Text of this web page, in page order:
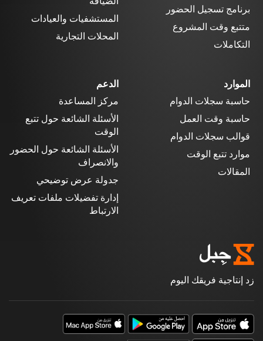
برنامج تسجيل الحضور
متتبع وقت المشروع
التكاملات
المستشفيات والعيادات
المحلات التجارية
الموارد
حاسبة سجلات الدوام
حاسبة وقت العمل
قوالب سجلات الدوام
موارد تتبع الوقت
المقالات
الدعم
مركز المساعدة
الأسئلة الشائعة حول تتبع
الوقت
الأسئلة الشائعة حول الحضور
والانصراف
جدولة عرض توضيحي
إدارة تفضيلات ملفات تعريف
الارتباط
زد إنتاجية فريقك اليوم